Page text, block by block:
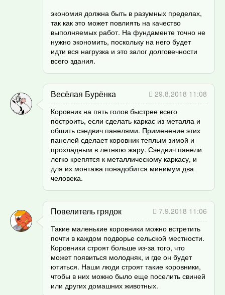
экономия должна быть в разумных пределах,
так как это может повлиять на качество
выполняемых работ. На фундаменте точно не
нужно экономить, поскольку на него будет
идти вся нагрузка и это залог долговечности
всего здания.
Весёлая Бурёнка
29.8.2018 11:08
Коровник на пять голов быстрее всего
построить, если сделать каркас из металла и
обшить сэндвич панелями. Применение этих
панелей сделает коровник теплым зимой и
прохладным в летнюю жару. Сэндвич панели
легко крепятся к металлическому каркасу, и
для их монтажа понадобится минимум два
человека.
Повелитель грядок
7.9.2018 11:06
Такие маленькие коровники можно встретить
почти в каждом подворье сельской местности.
Коровники строят больше из-за того, что
может появиться молодняк, и где он будет
ютиться. Наши люди строят такие коровники,
чтобы в них можно было еще поселить свиней
или других домашних животных.